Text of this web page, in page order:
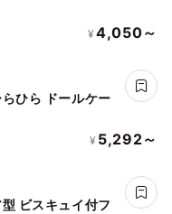
¥ 4,050～
ひら ドールケー
¥ 5,292～
ビスキュイ付フ